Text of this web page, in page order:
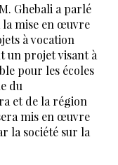
Ghebali a parlé
mise en œuvre
à vocation
un projet visant à
pour les écoles
du
et de la région
mis en œuvre
la société sur la